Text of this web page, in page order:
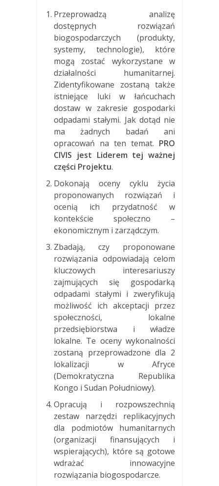
Przeprowadzą analizę
dostępnych rozwiązań
biogospodarczych (produkty,
systemy, technologie), które
mogą zostać wykorzystane w
działalności humanitarnej.
Zidentyfikowane zostaną także
istniejące luki w łańcuchach
dostaw w zakresie gospodarki
odpadami stałymi. Jak dotąd nie
ma żadnych badań ani
opracowań na ten temat. PRO
CIVIS jest Liderem tej ważnej
części Projektu.
Dokonają oceny cyklu życia
proponowanych rozwiązań i
ocenią ich przydatność w
kontekście społeczno –
ekonomicznym i zarządczym.
Zbadają, czy proponowane
rozwiązania odpowiadają celom
kluczowych interesariuszy
zajmujących się gospodarką
odpadami stałymi i zweryfikują
możliwość ich akceptacji przez
społeczności, lokalne
przedsiębiorstwa i władze
lokalne. Te oceny wykonalności
zostaną przeprowadzone dla 2
lokalizacji w Afryce
(Demokratyczna Republika
Kongo i Sudan Południowy).
Opracują i rozpowszechnią
zestaw narzędzi replikacyjnych
dla podmiotów humanitarnych
(organizacji finansujących i
wspierających), które są gotowe
wdrażać innowacyjne
rozwiązania biogospodarcze.